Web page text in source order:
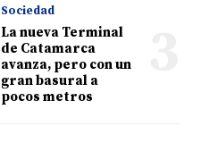
Sociedad
La nueva Terminal
de Catamarca
avanza, pero con un
gran basural a
pocos metros